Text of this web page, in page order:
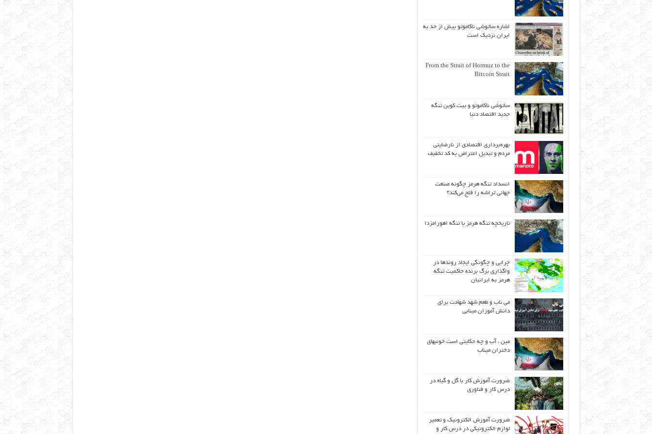
اشاره ساتوشی ناکاموتو بیش از حد به
ایران نزدیک است
From the Strait of Hormuz to the
Bitcoin Strait
ساتوشی ناکاموتو و بیت کوین تنگه
جدید اقتصاد دنیا
بهره‌برداری اقتصادی از نارضایتی
مردم و تبدیل اعتراض به کد تخفیف
انسداد تنگه هرمز چگونه صنعت
جهانی تراشه را فلج می‌کند؟
تاریخچه تنگه هرمز یا تنگه اهورامزدا
چرایی و چگونگی ایجاد روندها در
واگذاری برگ برنده حاکمیت تنگه
هرمز به ایرانیان
می ناب و طعم شهد شهادت برای
دانش آموزان مینابی
مین ، آب و چه حکایتی است خونبهای
دختران میناب
ضرورت آموزش کار با گل و گیاه در
درس کار و فناوری
ضرورت آموزش الکترونیک و تعمیر
لوازم الکترونیکی در درس کار و